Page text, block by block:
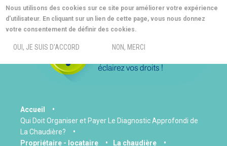
Nous utilisons des cookies sur ce site pour améliorer votre expérience
d'utilisateur. En cliquant sur un lien de cette page, vous nous donnez
votre consentement de définir des cookies.
OUI, JE SUIS D'ACCORD NON, MERCI
Aller
au
contenu
MENU
You
are
here
Accueil
Qui Doit Organiser et Payer Le Diagnostic Approfondi de
La Chaudière?
Propriétaire - locataire
La chaudière